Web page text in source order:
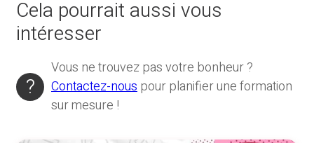
Cela pourrait aussi vous
intéresser
Vous ne trouvez pas votre bonheur ?
Contactez-nouspour planifier une formation
sur mesure !